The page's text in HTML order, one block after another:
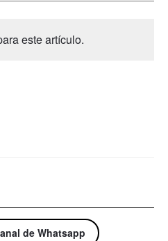
este artículo.
de Whatsapp